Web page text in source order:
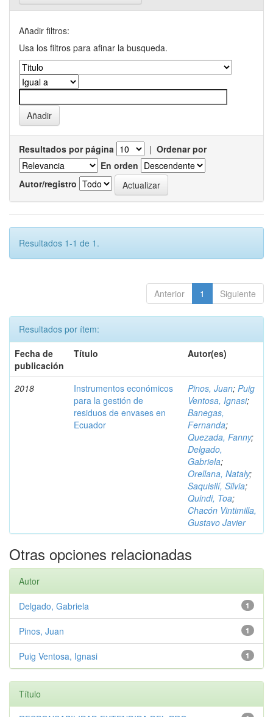
Añadir filtros:
Usa los filtros para afinar la busqueda.
Resultados por página | Ordenar por
En orden
Autor/registro
Resultados 1-1 de 1.
Anterior 1 Siguiente
Resultados por ítem:
Fecha de
publicación
Título Autor(es)
2018
Instrumentos económicos
para la gestión de
residuos de envases en
Ecuador
Pinos, Juan; Puig
Ventosa, Ignasi;
Banegas,
Fernanda;
Quezada, Fanny;
Delgado,
Gabriela;
Orellana, Nataly;
Saquisilí, Silvia;
Quindi, Toa;
Chacón Vintimilla,
Gustavo Javier
Otras opciones relacionadas
Autor
1
Delgado, Gabriela
1
Pinos, Juan
1
Puig Ventosa, Ignasi
Título